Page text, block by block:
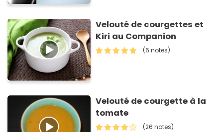
Velouté de courgettes et
Kiri au Companion
(6 notes)
Velouté de courgette à la
tomate
(26 notes)